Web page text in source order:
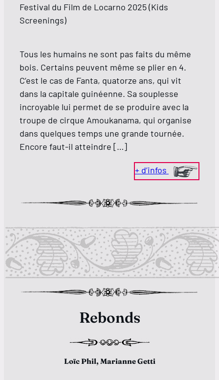
Festival du Film de Locarno 2025 (Kids
Screenings)
Tous les humains ne sont pas faits du même
bois. Certains peuvent même se plier en 4.
C’est le cas de Fanta, quatorze ans, qui vit
dans la capitale guinéenne. Sa souplesse
incroyable lui permet de se produire avec la
troupe de cirque Amoukanama, qui organise
dans quelques temps une grande tournée.
Encore faut-il atteindre […]
+ d’infos
Rebonds
Loïc Phil, Marianne Getti